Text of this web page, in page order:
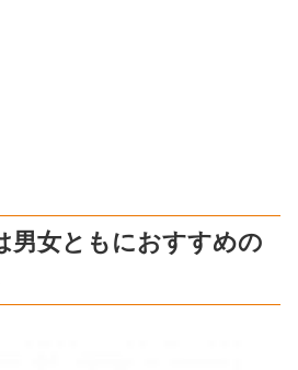
男女ともにおすすめの